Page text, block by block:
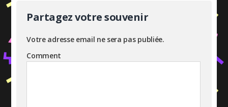
Partagez votre souvenir
Votre adresse email ne sera pas publiée.
Comment